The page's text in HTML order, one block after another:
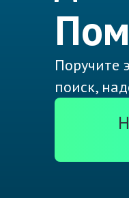
Поручите
поиск,